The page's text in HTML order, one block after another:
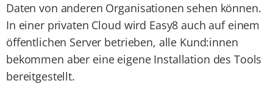
Daten von anderen Organisationen sehen können.
In einer privaten Cloud wird Easy8 auch auf einem
öffentlichen Server betrieben, alle Kund:innen
bekommen aber eine eigene Installation des Tools
bereitgestellt.